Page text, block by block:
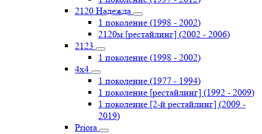
2120 Надежда
1 поколение (1998 - 2002)
2120м [рестайлинг] (2002 - 2006)
2123
1 поколение (1998 - 2002)
4х4
1 поколение (1977 - 1994)
1 поколение [рестайлинг] (1992 - 2009)
1 поколение [2-й рестайлинг] (2009 -
2019)
Priоra